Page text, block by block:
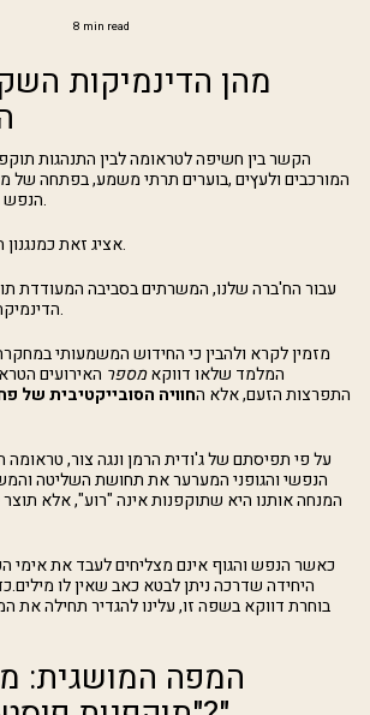
8 min read
הקשר בין חשיפה לטראומה לבין התנהגות
המורכבים ולעץים ,בוערים תרתי משמע, בפתחה של
הנפש הצבאית - אזרחית כיום.
אציג זאת כמנגנון הישרדותי שיצא מאיזון.
עבור הח'ברה שלנו, המשרתים בסביבה המעודדת
הדינמיקה הזו מועצמת, מקצינה.
המלמד שלאו דווקאמספר האירועים
התפרצות הזעם, אלא החוויה הסובייקטיבית של
על פי תפיסתם של ג'ודית הרמן ונגה צור,
הנפשי והגופני המערער את תחושת השליטה
המנחה אותנו היא שתוקפנות אינה "רוע", אלא
כאשר הנפש והגוף אינם מצליחים לעבד את אימי
היחידה שדרכה ניתן לבטא כאב שאין לו
בוחרת דווקא בשפה זו, עלינו להגדיר תחילה את